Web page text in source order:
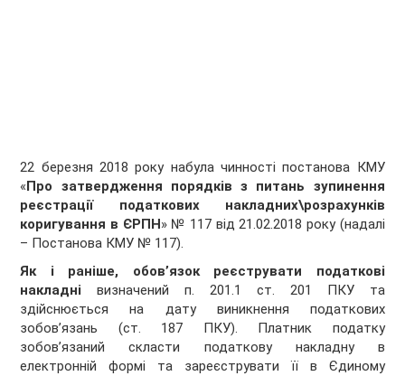
22 березня 2018 року набула чинності постанова КМУ
«Про затвердження порядків з питань зупинення
реєстрації податкових накладних\розрахунків
коригування в ЄРПН» № 117 від 21.02.2018 року (надалі
– Постанова КМУ № 117).
Як і раніше, обов’язок реєструвати податкові
накладні визначений п. 201.1 ст. 201 ПКУ та
здійснюється на дату виникнення податкових
зобов’язань (ст. 187 ПКУ). Платник податку
зобов’язаний скласти податкову накладну в
електронній формі та зареєструвати її в Єдиному